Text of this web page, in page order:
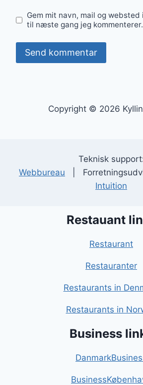
Gem mit navn, mail og
til næste gang jeg kommenterer.
Copyright © 2026
Teknisk
Webbureau |
Intuition
Restauant
Restaurant
Restauranter
Restaurants in
Restaurants in
Business